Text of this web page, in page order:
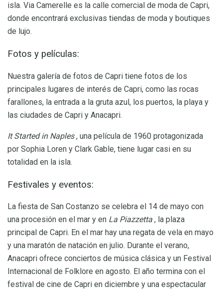
isla. Via Camerelle es la calle comercial de moda de Capri,
donde encontrará exclusivas tiendas de moda y boutiques
de lujo.
Fotos y películas:
Nuestra galería de fotos de Capri tiene fotos de los
principales lugares de interés de Capri, como las rocas
farallones, la entrada a la gruta azul, los puertos, la playa y
las ciudades de Capri y Anacapri.
It Started in Naples, una película de 1960 protagonizada
por Sophia Loren y Clark Gable, tiene lugar casi en su
totalidad en la isla.
Festivales y eventos:
La fiesta de San Costanzo se celebra el 14 de mayo con
una procesión en el mar y en La Piazzetta , la plaza
principal de Capri. En el mar hay una regata de vela en mayo
y una maratón de natación en julio. Durante el verano,
Anacapri ofrece conciertos de música clásica y un Festival
Internacional de Folklore en agosto. El año termina con el
festival de cine de Capri en diciembre y una espectacular